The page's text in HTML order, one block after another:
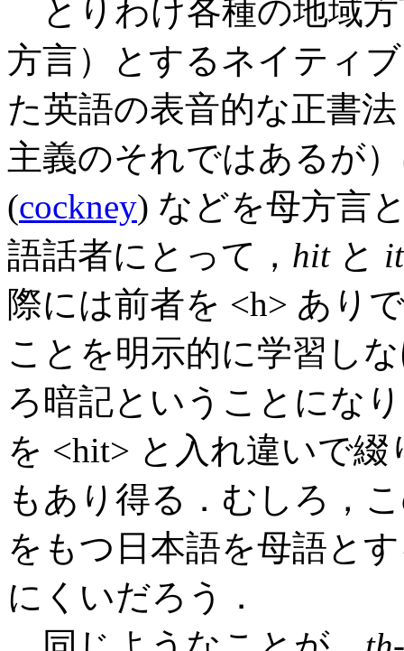
とりわけ各種の地域
方言）とするネイティ
た英語の表音的な正書
主義のそれではあるが
(cockney) などを母方言
語話者にとって， hitと it
際には前者を <h> あり
ことを明示的に学習し
ろ暗記ということにな
を <hit> と入れ違いで
もあり得る．むしろ，
をもつ日本語を母語と
にくいだろう．